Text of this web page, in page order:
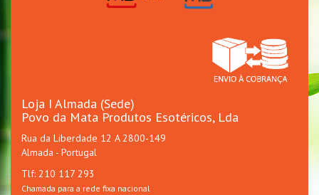
Loja I Almada (Sede)
Povo da Mata Produtos Esotéricos, Lda
Rua da Liberdade 12 A 2800-149
Almada - Portugal
Tlf: 210 117 293
Chamada para a rede fixa nacional